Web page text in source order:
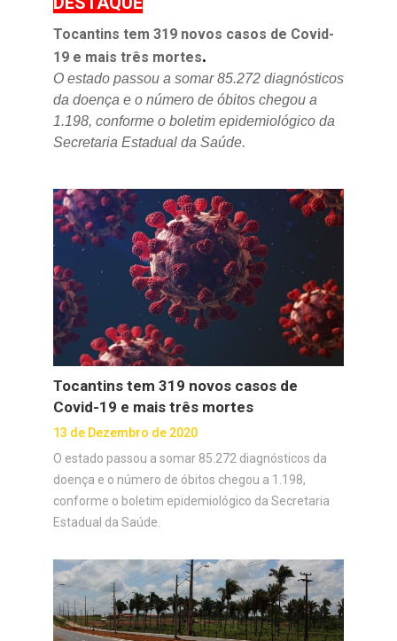
Tocantins tem 319 novos casos de Covid-
19 e mais três mortes.
O estado passou a somar 85.272 diagnósticos
da doença e o número de óbitos chegou a
1.198, conforme o boletim epidemiológico da
Secretaria Estadual da Saúde.
Tocantins tem 319 novos casos de
Covid-19 e mais três mortes
13 de Dezembro de 2020
O estado passou a somar 85.272 diagnósticos da
doença e o número de óbitos chegou a 1.198,
conforme o boletim epidemiológico da Secretaria
Estadual da Saúde.